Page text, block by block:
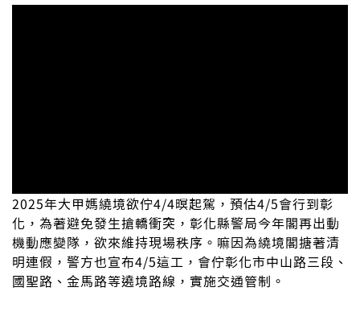
2025年大甲媽繞境欲佇4/4暝起駕，預估4/5會行到彰
化，為著避免發生搶轎衝突，彰化縣警局今年閣再出動
機動應變隊，欲來維持現場秩序。嘛因為繞境閣搪著清
明連假，警方也宣布4/5這工，會佇彰化市中山路三段、
國聖路、金馬路等遶境路線，實施交通管制。